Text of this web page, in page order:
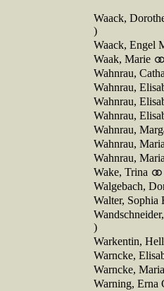
Waack,
)
Waack, Engel
Waak, Marie
Wahnrau,
Wahnrau,
Wahnrau,
Wahnrau,
Wahnrau,
Wahnrau, Maria
Wahnrau, Maria
Wake, Trina
Walgebach,
Walter, Sophia
)
Warkentin,
Warncke,
Warncke,
Warning, Erna